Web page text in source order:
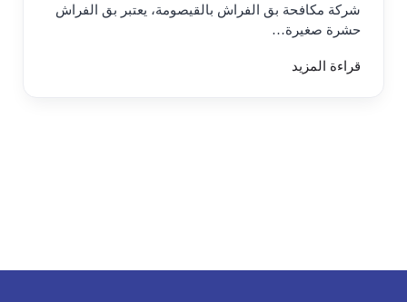
شركة مكافحة بق الفراش بالقيصومة، يعتبر بق الفراش
حشرة صغيرة…
قراءة المزيد